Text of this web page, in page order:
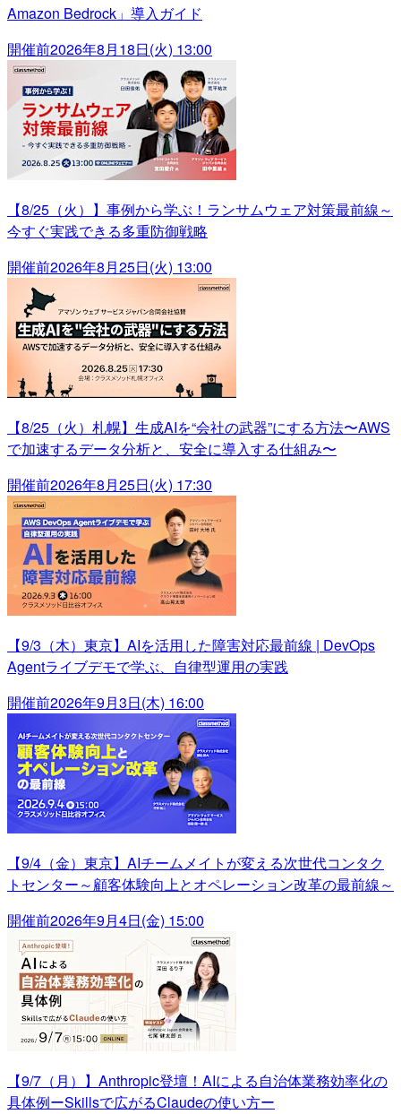
Amazon Bedrock」導入ガイド
開催前2026年8月18日(火) 13:00
【8/25（火）】事例から学ぶ！ランサムウェア対策最前線～
今すぐ実践できる多重防御戦略
開催前2026年8月25日(火) 13:00
【8/25（火）札幌】生成AIを“会社の武器”にする方法〜AWS
で加速するデータ分析と、安全に導入する仕組み〜
開催前2026年8月25日(火) 17:30
【9/3（木）東京】AIを活用した障害対応最前線 | DevOps
Agentライブデモで学ぶ、自律型運用の実践
開催前2026年9月3日(木) 16:00
【9/4（金）東京】AIチームメイトが変える次世代コンタク
トセンター～顧客体験向上とオペレーション改革の最前線～
開催前2026年9月4日(金) 15:00
【9/7（月）】Anthropic登壇！AIによる自治体業務効率化の
具体例ーSkillsで広がるClaudeの使い方ー